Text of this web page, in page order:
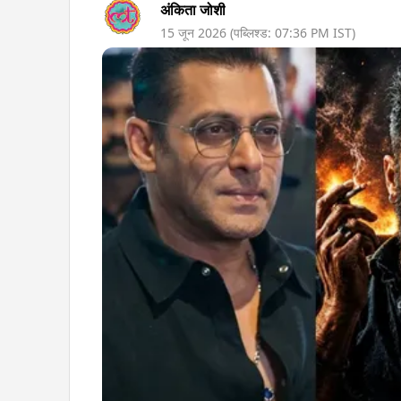
अंकिता जोशी
15 जून 2026 (पब्लिश्ड: 07:36 PM IST)